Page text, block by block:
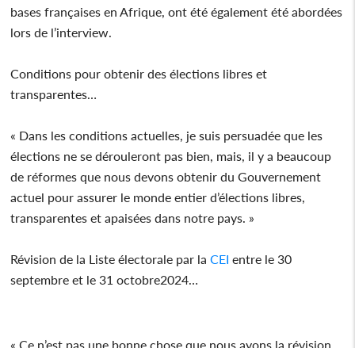
bases françaises en Afrique, ont été également été abordées
lors de l’interview.
Conditions pour obtenir des élections libres et
transparentes…
« Dans les conditions actuelles, je suis persuadée que les
élections ne se dérouleront pas bien, mais, il y a beaucoup
de réformes que nous devons obtenir du Gouvernement
actuel pour assurer le monde entier d’élections libres,
transparentes et apaisées dans notre pays. »
Révision de la Liste électorale par laCEI entre le 30
septembre et le 31 octobre2024…
« Ce n’est pas une bonne chose que nous ayons la révision